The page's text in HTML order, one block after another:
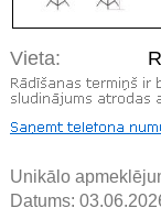
Vieta:
Unikālo
Datums: